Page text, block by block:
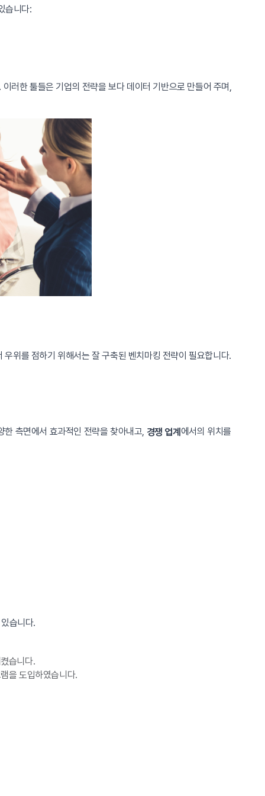
습니다:
러한 툴들은 기업의 전략을 보다 데이터 기반으로 만들어 주며,
우위를 점하기 위해서는 잘 구축된 벤치마킹 전략이 필요합니다.
측면에서 효과적인 전략을 찾아내고, 경쟁 업계 에서의 위치를
습니다.
습니다.
을 도입하였습니다.